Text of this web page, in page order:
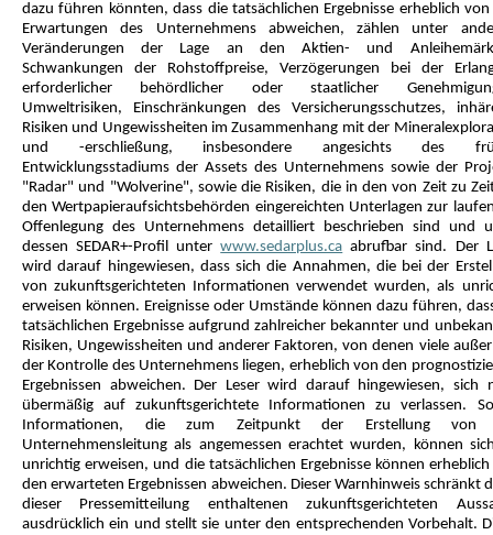
dazu führen könnten, dass die tatsächlichen Ergebnisse erheblich
Erwartungen des Unternehmens abweichen, zählen unter
Veränderungen der Lage an den Aktien- und
Schwankungen der Rohstoffpreise, Verzögerungen bei der
erforderlicher behördlicher oder staatlicher
Umweltrisiken, Einschränkungen des Versicherungsschutzes,
Risiken und Ungewissheiten im Zusammenhang mit der
und -erschließung, insbesondere angesichts des
Entwicklungsstadiums der Assets des Unternehmens sowie der
"Radar" und "Wolverine", sowie die Risiken, die in den von Zeit zu
den Wertpapieraufsichtsbehörden eingereichten Unterlagen zur
Offenlegung des Unternehmens detailliert beschrieben sind und
dessen SEDAR+-Profil unterwww.sedarplus.ca abrufbar sind. Der
wird darauf hingewiesen, dass sich die Annahmen, die bei der
von zukunftsgerichteten Informationen verwendet wurden, als
erweisen können. Ereignisse oder Umstände können dazu führen,
tatsächlichen Ergebnisse aufgrund zahlreicher bekannter und
Risiken, Ungewissheiten und anderer Faktoren, von denen viele
der Kontrolle des Unternehmens liegen, erheblich von den
Ergebnissen abweichen. Der Leser wird darauf hingewiesen, sich
übermäßig auf zukunftsgerichtete Informationen zu verlassen.
Informationen, die zum Zeitpunkt der Erstellung von
Unternehmensleitung als angemessen erachtet wurden, können
unrichtig erweisen, und die tatsächlichen Ergebnisse können
den erwarteten Ergebnissen abweichen. Dieser Warnhinweis schränkt
dieser Pressemitteilung enthaltenen zukunftsgerichteten
ausdrücklich ein und stellt sie unter den entsprechenden Vorbehalt.